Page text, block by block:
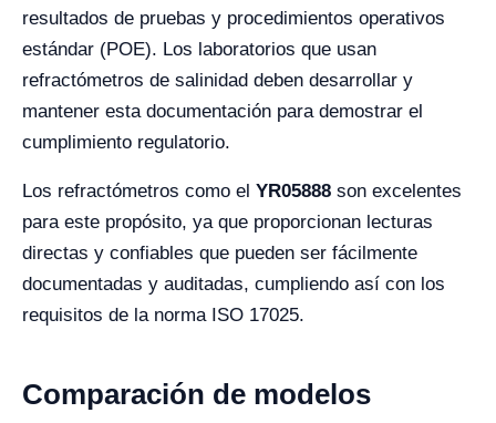
resultados de pruebas y procedimientos operativos
estándar (POE). Los laboratorios que usan
refractómetros de salinidad deben desarrollar y
mantener esta documentación para demostrar el
cumplimiento regulatorio.
Los refractómetros como el YR05888 son excelentes
para este propósito, ya que proporcionan lecturas
directas y confiables que pueden ser fácilmente
documentadas y auditadas, cumpliendo así con los
requisitos de la norma ISO 17025.
Comparación de modelos